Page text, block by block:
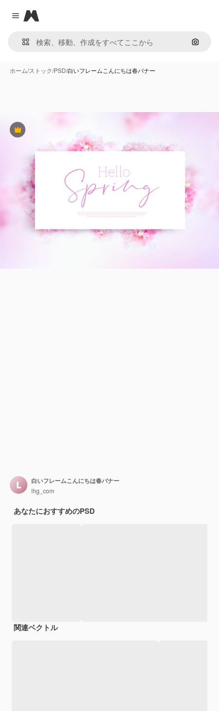
Close menu
Magnific
画像で
ホーム/ストック/PSD/白いフレームこんにちは春バナー
Premium
白いフレームこんにちは春バナー
lhg_com
あなたにおすすめのPSD
関連ベクトル